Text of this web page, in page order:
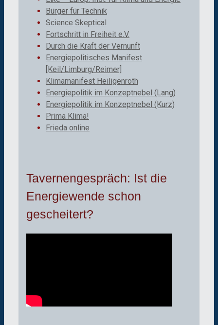
Bürger für Technik
Science Skeptical
Fortschritt in Freiheit e.V.
Durch die Kraft der Vernunft
Energiepolitisches Manifest
[Keil/Limburg/Reimer]
Klimamanifest Heiligenroth
Energiepolitik im Konzeptnebel (Lang)
Energiepolitik im Konzeptnebel (Kurz)
Prima Klima!
Frieda online
Tavernengespräch: Ist die
Energiewende schon
gescheitert?